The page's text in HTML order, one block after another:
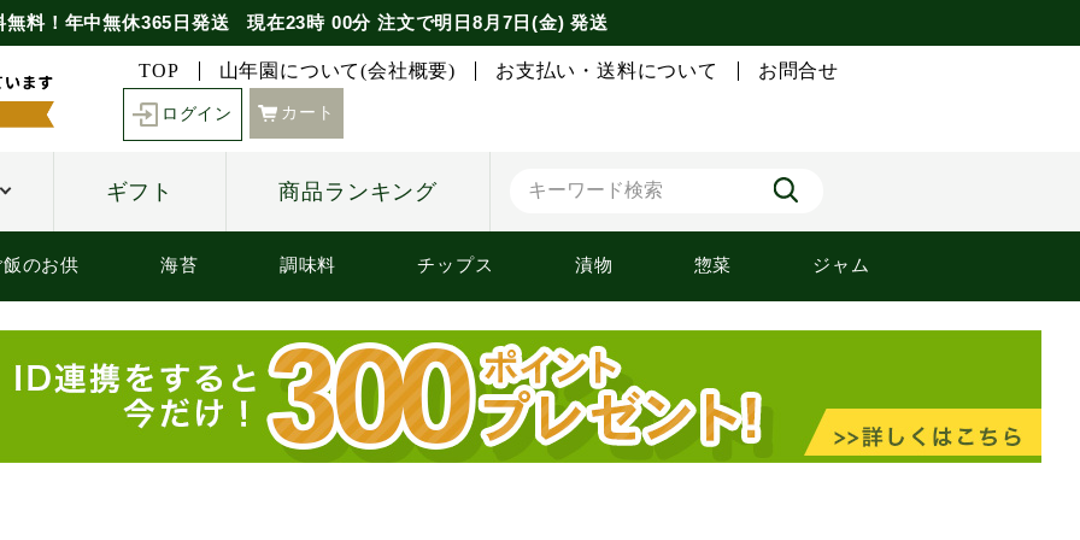
無料！年中無休365日発送 現在23時 00分 注文で明日8月7日(金) 発送
TOP 山年園について(会社概要) お支払い・送料について お問合せ
ログイン カート
ギフト 商品ランキング
のお供 海苔 調味料 チップス 漬物 惣菜 ジャム